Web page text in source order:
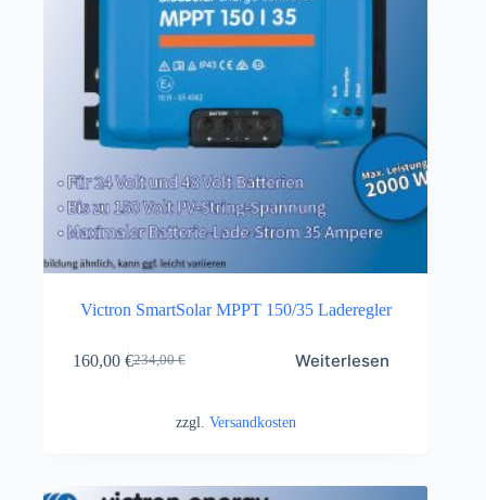
Victron SmartSolar MPPT 150/35 Laderegler
234,00€
160,00 € Weiterlesen
zzgl. Versandkosten